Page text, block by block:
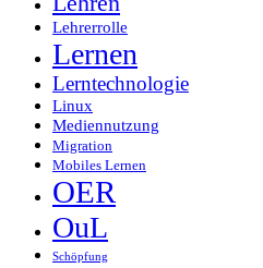
Lehrerrolle
Lernen
Lerntechnologie
Linux
Mediennutzung
Migration
Mobiles Lernen
OER
OuL
Schöpfung